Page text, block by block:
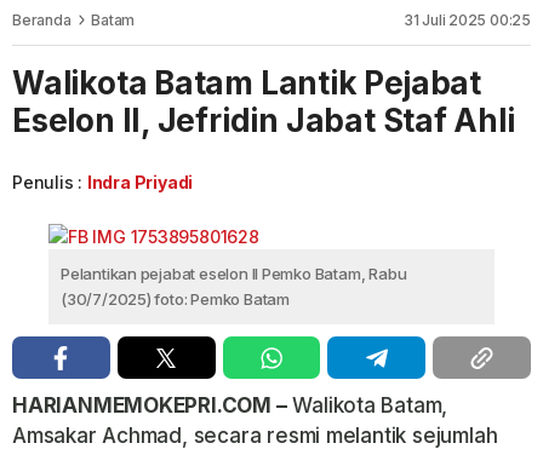
Beranda Batam 31 Juli 2025 00:25
Walikota Batam Lantik Pejabat
Eselon II, Jefridin Jabat Staf Ahli
Penulis : Indra Priyadi
Pelantikan pejabat eselon II Pemko Batam, Rabu
(30/7/2025) foto: Pemko Batam
HARIANMEMOKEPRI.COM –Walikota Batam,
Amsakar Achmad, secara resmi melantik sejumlah